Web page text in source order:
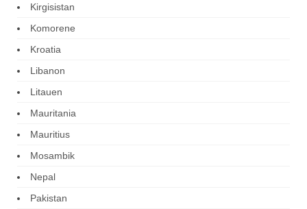
Kirgisistan
Komorene
Kroatia
Libanon
Litauen
Mauritania
Mauritius
Mosambik
Nepal
Pakistan